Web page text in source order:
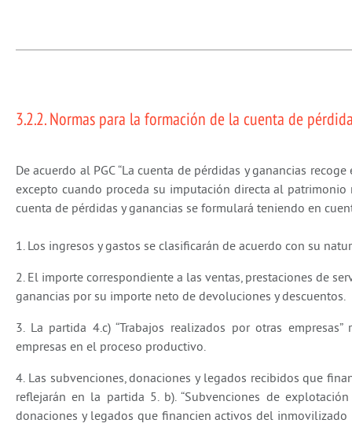
3.2.2. Normas para la formación de la cuenta de
De acuerdo al PGC “La cuenta de pérdidas y ganancias
excepto cuando proceda su imputación directa al
cuenta de pérdidas y ganancias se formulará teniendo en
1. Los ingresos y gastos se clasificarán de acuerdo con su
2. El importe correspondiente a las ventas, prestaciones de
ganancias por su importe neto de devoluciones y descuentos.
3. La partida 4.c) “Trabajos realizados por otras
empresas en el proceso productivo.
4. Las subvenciones, donaciones y legados recibidos que
reflejarán en la partida 5. b). “Subvenciones de
donaciones y legados que financien activos del